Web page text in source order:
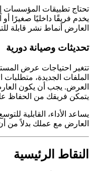
تحتاج تطبيقات المؤسسات
يخدم فريقًا داخليًا صغيرًا
العارض أنماط نشر قابلة
تحديثات وصيانة دورية
تتغير احتياجات عرض
الملفات الجديدة،
العرض. يجب أن يكون
يتمكن فريقك من الحفاظ
يساعد الأداء، القابلية
العارض مع عملك بدلاً من
النقاط الرئيسية